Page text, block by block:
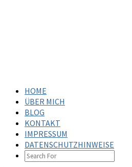
HOME
ÜBER MICH
BLOG
KONTAKT
IMPRESSUM
DATENSCHUTZHINWEISE
SEARCH